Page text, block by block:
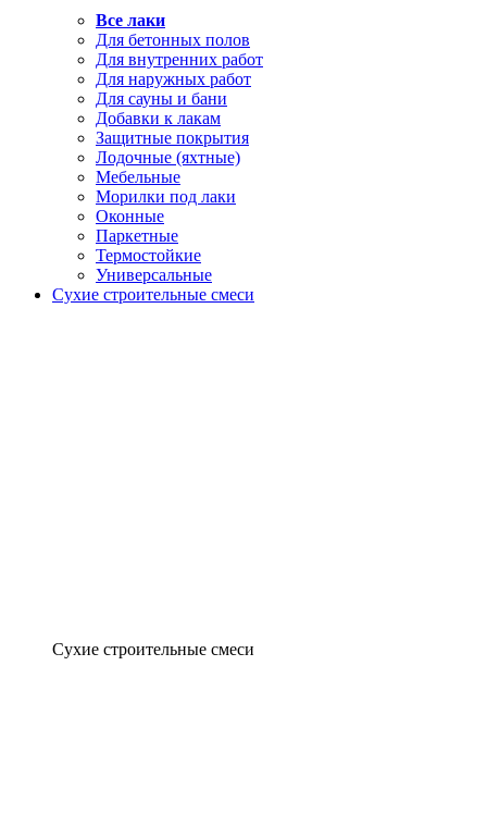
Все лаки
Для бетонных полов
Для внутренних работ
Для наружных работ
Для сауны и бани
Добавки к лакам
Защитные покрытия
Лодочные (яхтные)
Мебельные
Морилки под лаки
Оконные
Паркетные
Термостойкие
Универсальные
Сухие строительные смеси
Сухие строительные смеси